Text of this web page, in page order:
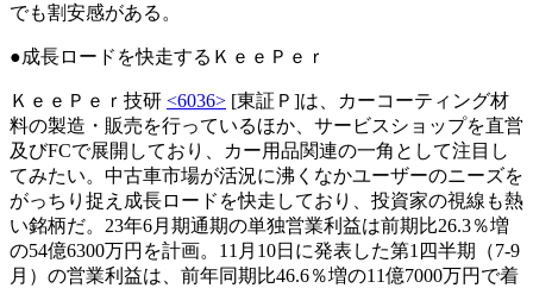
でも割安感がある。
●成長ロードを快走するＫｅｅＰｅｒ
ＫｅｅＰｅｒ技研 <6036> [東証Ｐ]は、カーコーティング材
料の製造・販売を行っているほか、サービスショップを直営
及びFCで展開しており、カー用品関連の一角として注目し
てみたい。中古車市場が活況に沸くなかユーザーのニーズを
がっちり捉え成長ロードを快走しており、投資家の視線も熱
い銘柄だ。23年6月期通期の単独営業利益は前期比26.3％増
の54億6300万円を計画。11月10日に発表した第1四半期（7-9
月）の営業利益は、前年同期比46.6％増の11億7000万円で着